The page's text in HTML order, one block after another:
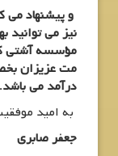
و پیشنهاد می
نیز می توانید
مؤسسه آشتی
مت عزیزان
درآمد می باشد.
به امید
جعفر صابری